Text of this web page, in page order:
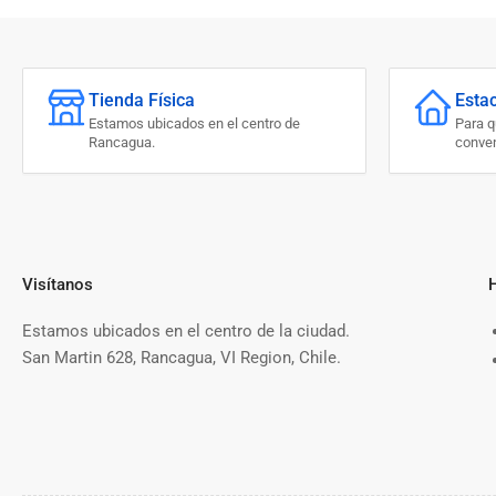
Tienda Física
Estamos ubicados en el centro de
Rancagua.
Para
Visítanos
Estamos ubicados en el centro de la ciudad.
San Martin 628, Rancagua, VI Region, Chile.